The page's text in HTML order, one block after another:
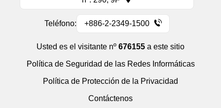
Teléfono: +886-2-2349-1500
Usted es el visitante nº 676155 a este sitio
Política de Seguridad de las Redes Informáticas
Política de Protección de la Privacidad
Contáctenos